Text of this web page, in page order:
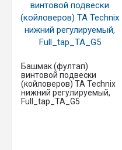
Башмак (фултап)
винтовой подвески
(койловеров) TA Technix
нижний регулируемый,
Full_tap_TA_G5